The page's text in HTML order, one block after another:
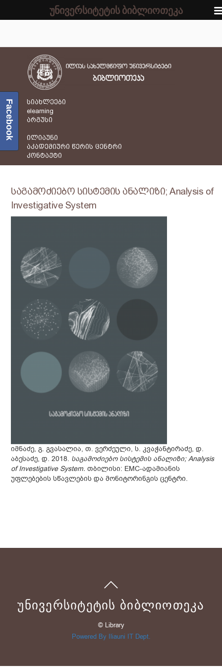
სიახლეები
elearning
არგუსი
ილიაუნი
აკადემიური წერის ცენტრი
კონტაქტი
საგამოძიებო სისტემის ანალიზი; Analysis of
Investigative System
იმნაძე, გ. გვასალია, თ. ვერძეული, ს. კვაჭანტირაძე, დ.
აბესაძე, დ. 2018. საგამოძიებო სისტემის ანალიზი; Analysis
of Investigative System. თბილისი: EMC-ადამიანის
უფლებების სწავლების და მონიტორინგის ცენტრი.
ᲣᲜᲘᲕᲔᲠᲡᲘᲢᲔᲢᲘᲡ ᲑᲘᲑᲚᲘᲝᲗᲔᲙᲐ
© Library
Powered By Iliauni IT Dept.
Facebook
უნივერსიტეტის ბიბლიოთეკა